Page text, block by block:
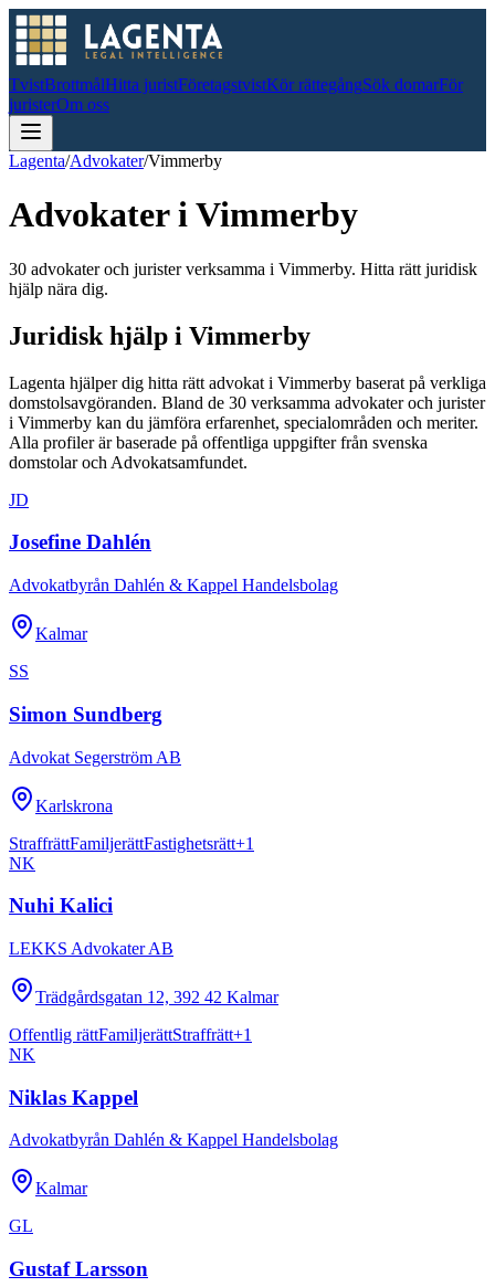
TvistBrottmålHitta juristFöretagstvistKör rättegångSök domarFör
juristerOm oss
Lagenta/Advokater/Vimmerby
Advokater iVimmerby
30 advokater och jurister verksamma i Vimmerby. Hitta rätt juridisk
hjälp nära dig.
Juridisk hjälp i Vimmerby
Lagenta hjälper dig hitta rätt advokat i Vimmerby baserat på verkliga
domstolsavgöranden. Bland de 30 verksamma advokater och jurister
i Vimmerby kan du jämföra erfarenhet, specialområden och meriter.
Alla profiler är baserade på offentliga uppgifter från svenska
domstolar och Advokatsamfundet.
JD
Josefine Dahlén
Advokatbyrån Dahlén & Kappel Handelsbolag
Kalmar
SS
Simon Sundberg
Advokat Segerström AB
Karlskrona
StraffrättFamiljerättFastighetsrätt+1
NK
Nuhi Kalici
LEKKS Advokater AB
Trädgårdsgatan 12, 392 42 Kalmar
Offentlig rättFamiljerättStraffrätt+1
NK
Niklas Kappel
Advokatbyrån Dahlén & Kappel Handelsbolag
Kalmar
GL
Gustaf Larsson